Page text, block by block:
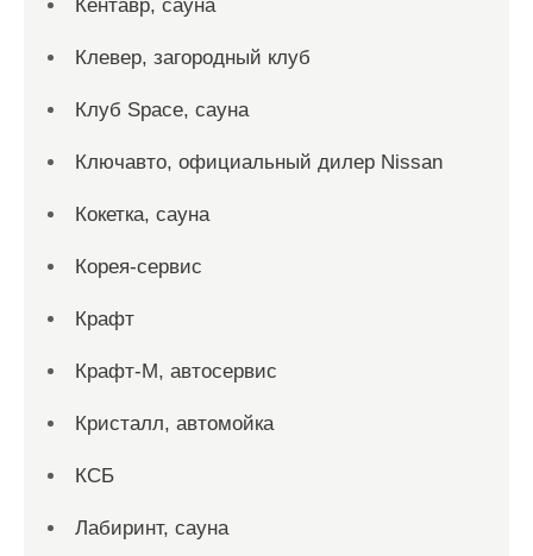
Кентавр, сауна
Клевер, загородный клуб
Клуб Space, сауна
Ключавто, официальный дилер Nissan
Кокетка, сауна
Корея-сервис
Крафт
Крафт-М, автосервис
Кристалл, автомойка
КСБ
Лабиринт, сауна